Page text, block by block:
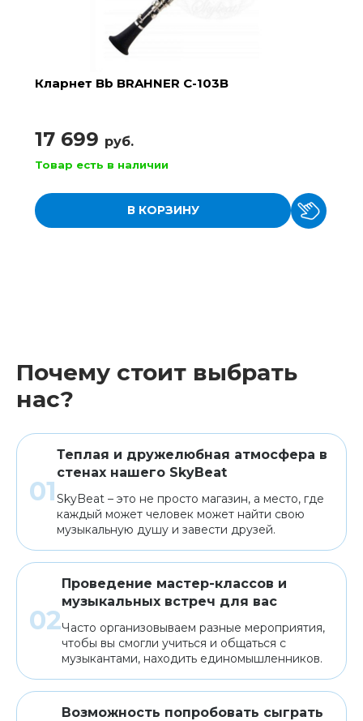
Кларнет Bb BRAHNER C-103B
17 699 руб.
Товар есть в наличии
В КОРЗИНУ
Почему стоит выбрать
нас?
Теплая и дружелюбная атмосфера в
стенах нашего SkyBeat
SkyBeat – это не просто магазин, а место, где
каждый может человек может найти свою
музыкальную душу и завести друзей.
Проведение мастер-классов и
музыкальных встреч для вас
Часто организовываем разные мероприятия,
чтобы вы смогли учиться и общаться с
музыкантами, находить единомышленников.
Возможность попробовать сыграть